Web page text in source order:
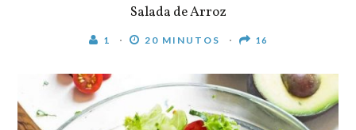
Salada de Arroz
1 20 MINUTOS 16